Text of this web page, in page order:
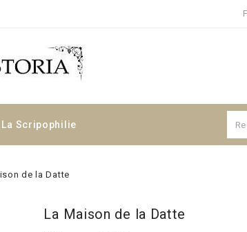
La Scripophilie
de la Datte
La Maison de la Datte